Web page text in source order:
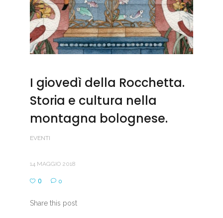
I giovedì della Rocchetta.
Storia e cultura nella
montagna bolognese.
EVENTI
14 MAGGIO 2018
0 0
Share this post